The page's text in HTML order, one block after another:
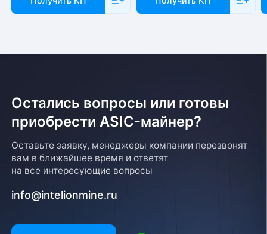
Остались вопросы или готовы
приобрести ASIC-майнер?
Оставьте заявку, менеджеры компании перезвонят
вам в ближайшее время и ответят
на все интересующие вопросы
info@intelionmine.ru